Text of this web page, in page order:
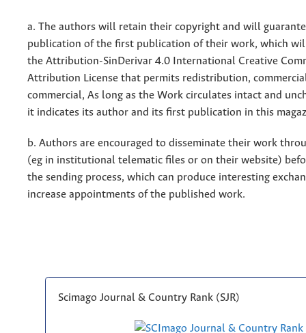
a. The authors will retain their copyright and will
publication of the first publication of their work, which
the Attribution-SinDerivar 4.0 International Creative
Attribution License that permits redistribution,
commercial, As long as the Work circulates intact and
it indicates its author and its first publication in this
b. Authors are encouraged to disseminate their work
(eg in institutional telematic files or on their website)
the sending process, which can produce interesting
increase appointments of the published work.
Scimago Journal & Country Rank (SJR)